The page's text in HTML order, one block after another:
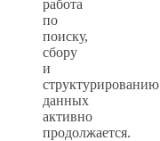
работа
по
поиску,
сбору
и
структурированию
данных
активно
продолжается.